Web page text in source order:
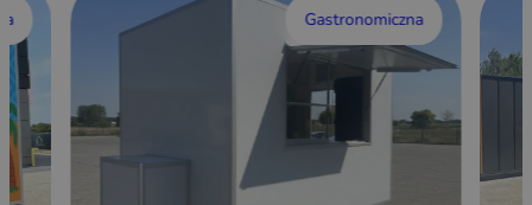
Gastronomiczna